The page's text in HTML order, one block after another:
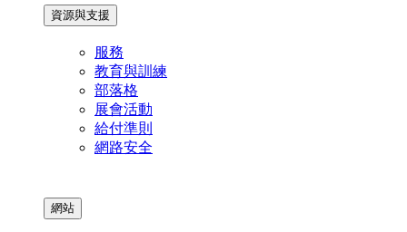
資源與支援
服務
教育與訓練
部落格
展會活動
給付準則
網路安全
網站